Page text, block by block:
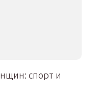
спорт и